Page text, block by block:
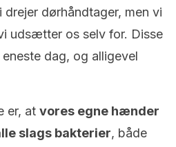
dørhåndtager, men vi
udsætter os selv for. Disse
dag, og alligevel
er, at vores egne hænder
slags bakterier, både